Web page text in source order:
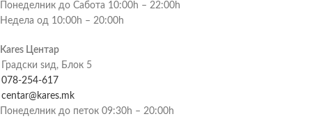
Понеделник до Сабота 10:00h – 22:00h
Недела од 10:00h – 20:00h
Kares Центар
Градски ѕид, Блок 5
078-254-617
centar@kares.mk
Понеделник до петок 09:30h – 20:00h